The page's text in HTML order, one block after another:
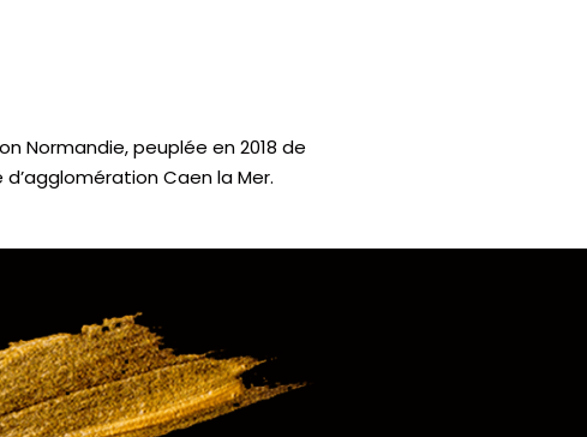
Normandie, peuplée en 2018 de
Caen la Mer.